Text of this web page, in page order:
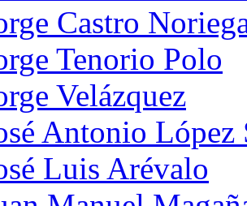
Castro
Tenorio Polo
Velázquez
Antonio López
Luis Arévalo